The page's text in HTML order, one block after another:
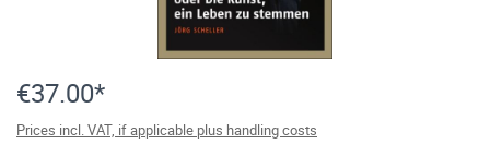
€37.00*
Prices incl. VAT, if applicable plus handling costs